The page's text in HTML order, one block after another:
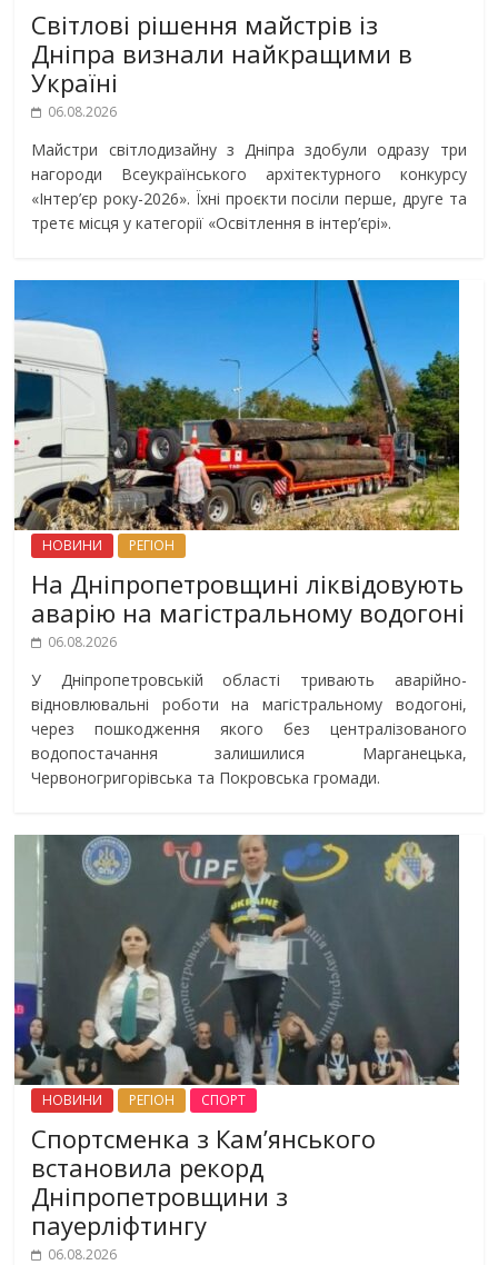
Світлові рішення майстрів із
Дніпра визнали найкращими в
Україні
06.08.2026
Майстри світлодизайну з Дніпра здобули одразу три
нагороди Всеукраїнського архітектурного конкурсу
«Інтер’єр року-2026». Їхні проєкти посіли перше, друге та
третє місця у категорії «Освітлення в інтер’єрі».
НОВИНИ РЕГІОН
На Дніпропетровщині ліквідовують
аварію на магістральному водогоні
06.08.2026
У Дніпропетровській області тривають аварійно-
відновлювальні роботи на магістральному водогоні,
через пошкодження якого без централізованого
водопостачання залишилися Марганецька,
Червоногригорівська та Покровська громади.
НОВИНИ РЕГІОН СПОРТ
Спортсменка з Кам’янського
встановила рекорд
Дніпропетровщини з
пауерліфтингу
06.08.2026